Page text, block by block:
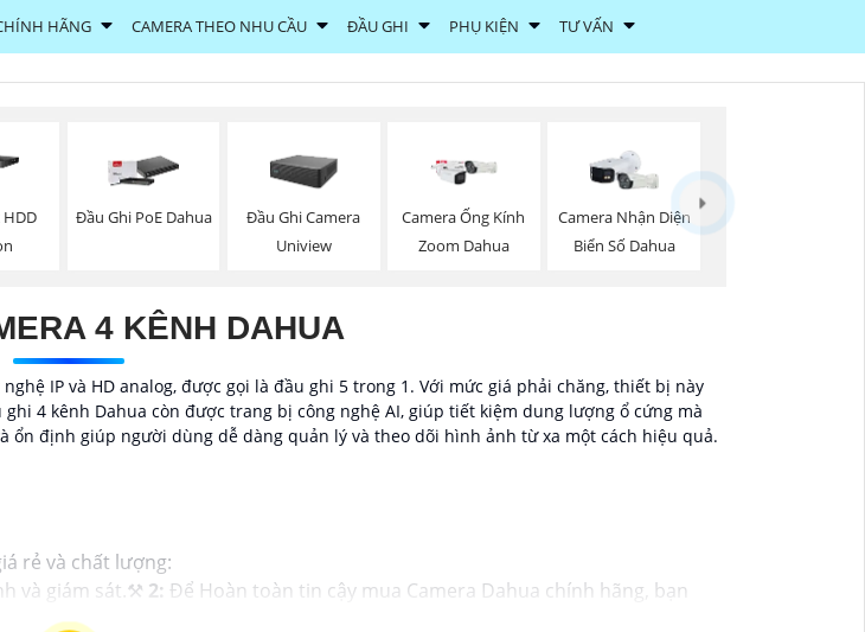
HÃNG CAMERA THEO NHU CẦU ĐẦU GHI PHỤ KIỆN TƯ VẤN
Đầu Ghi PoE Dahua
Đầu Ghi Camera
Uniview
Camera Ống Kính
Zoom Dahua
Camera Nhận Diện
Biển Số Dahua
4 KÊNH DAHUA
IP và HD analog, được gọi là đầu ghi 5 trong 1. Với mức giá phải chăng, thiết bị này
4 kênh Dahua còn được trang bị công nghệ AI, giúp tiết kiệm dung lượng ổ cứng mà
ổn định giúp người dùng dễ dàng quản lý và theo dõi hình ảnh từ xa một cách hiệu quả.
rẻ và chất lượng:
và giám sát.⚒ 2: Để Hoàn toàn tin cậy mua Camera Dahua chính hãng, bạn
3:Mức giá của Camera Dahua có thể thay đổi tùy vào model và chức năng